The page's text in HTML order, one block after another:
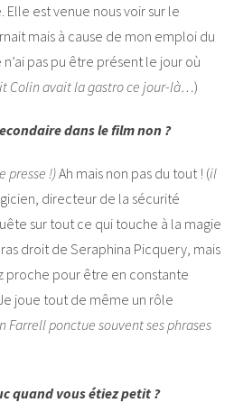
Elle est venue nous voir sur le
mais à cause de mon emploi du
pas pu être présent le jour où
Colin avait la gastro ce jour-là…)
dans le film non ?
presse !)Ah mais non pas du tout ! (il
directeur de la sécurité
sur tout ce qui touche à la magie
droit de Seraphina Picquery, mais
proche pour être en constante
joue tout de même un rôle
Farrell ponctue souvent ses phrases
quand vous étiez petit ?